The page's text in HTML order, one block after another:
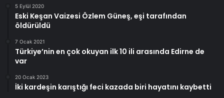
5 Eylül 2020
Eski Keşan Vaizesi Özlem Güneş, eşi tarafından
öldürüldü
7 Ocak 2021
Türkiye’nin en çok okuyan ilk 10 ili arasında Edirne de
var
20 Ocak 2023
İki kardeşin karıştığı feci kazada biri hayatını kaybetti